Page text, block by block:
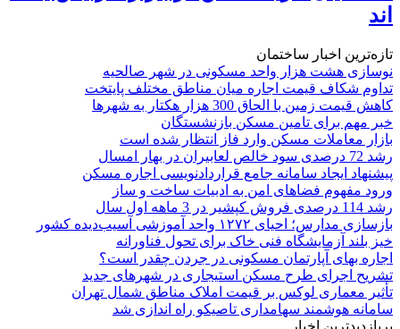
اند
تازه‌ترین اخبار ساختمان
نوسازی هشت هزار واحد مسکونی در شهر صالحیه
تداوم شکاف قیمت اجاره میان مناطق مختلف پایتخت
کاهش قیمت زمین با الحاق 300 هزار هکتار به شهرها
خبر مهم برای تامین مسکن بازنشستگان
بازار معاملات مسکن وارد فاز انتظار شده است
رشد 72 درصدی سود خالص لعابیران در بهار امسال
پیشنهاد ایجاد سامانه جامع قراردادنویسی اجاره مسکن
ورود مفهوم فضاهای امن به ادبیات ساخت و ساز
رشد 114 درصدی فروش کپشیر در 3 ماهه اول سال
بازسازی مدارس؛ احیای ۱۲۷۲ واحد آموزشی آسیب‌دیده کشور
خیز بلند آزمایشگاه فنی خاک برای تحول فناورانه
اجاره بهای آپارتمان مسکونی در جردن چقدر است؟
تشریح اجرای طرح مسکن استیجاری در شهرهای جدید
تأثیر معماری لوکس بر قیمت املاک مناطق شمال تهران
سامانه هوشمند سهامداری تاصیکو راه اندازی شد